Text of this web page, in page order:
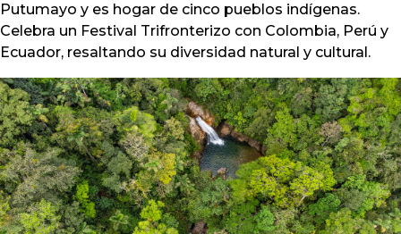
Putumayo y es hogar de cinco pueblos indígenas.
Celebra un Festival Trifronterizo con Colombia, Perú y
Ecuador, resaltando su diversidad natural y cultural.